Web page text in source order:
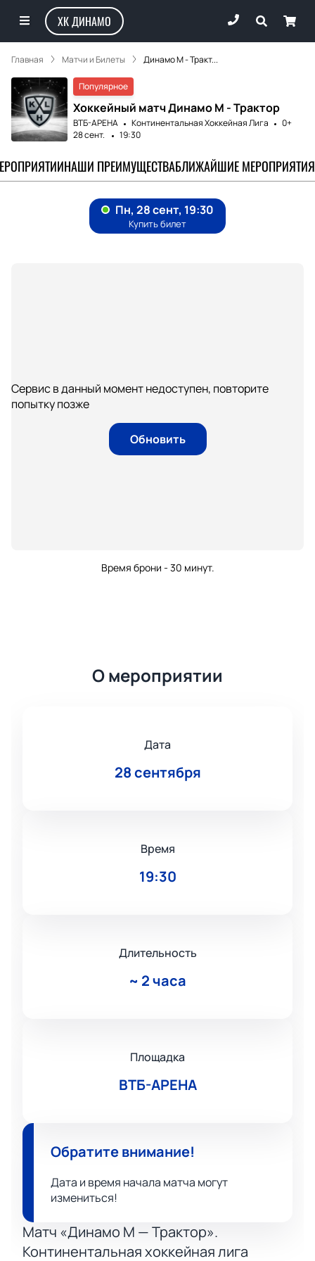
ХК ДИНАМО
Главная Матчи и Билеты Динамо М - Тракт...
Популярное
Хоккейный матч Динамо М - Трактор
ВТБ-АРЕНА Континентальная Хоккейная Лига
0+
28 сент.
19:30
НАШИ ПРЕИМУЩЕСТВАБЛИЖАЙШИЕ МЕРОПРИЯТИЯ
Сервис в данный момент недоступен, повторите
попытку позже
Обновить
Время брони - 30 минут.
О мероприятии
Дата
28 сентября
Время
19:30
Длительность
~ 2 часа
Площадка
ВТБ-АРЕНА
Обратите внимание!
Дата и время начала матча могут
измениться!
Матч «Динамо М — Трактор».
Континентальная хоккейная лига